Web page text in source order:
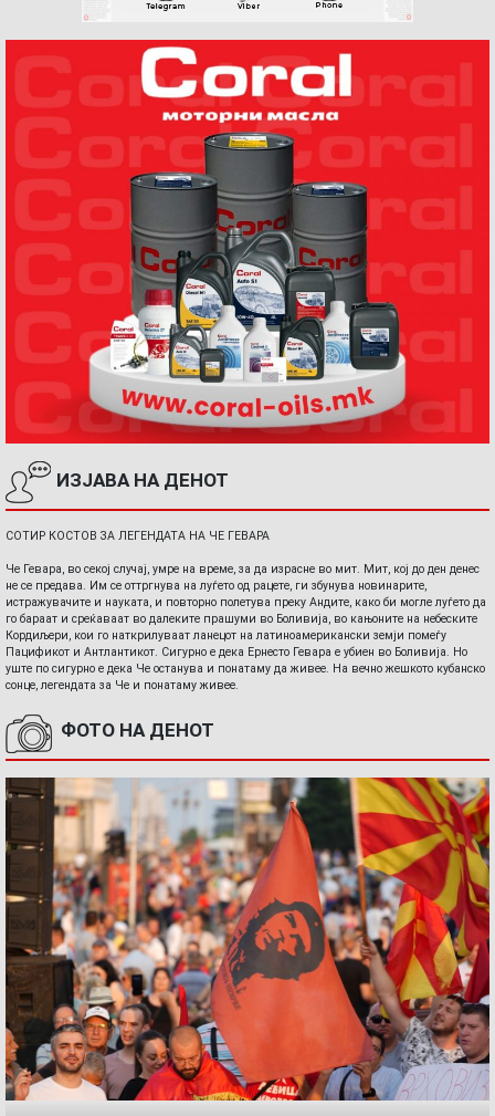
ИЗЈАВА НА ДЕНОТ
СОТИР КОСТОВ ЗА ЛЕГЕНДАТА НА ЧЕ ГЕВАРА
Че Гевара, во секој случај, умре на време, за да израсне во мит. Мит, кој до ден денес
не се предава. Им се оттргнува на луѓето од рацете, ги збунува новинарите,
истражувачите и науката, и повторно полетува преку Андите, како би могле луѓето да
го бараат и среќаваат во далеките прашуми во Боливија, во кањоните на небеските
Кордиљери, кои го наткрилуваат ланецот на латиноамерикански земји помеѓу
Пацификот и Антлантикот. Сигурно е дека Ернесто Гевара е убиен во Боливија. Но
уште по сигурно е дека Че останува и понатаму да живее. На вечно жешкото кубанско
сонце, легендата за Че и понатаму живее.
ФОТО НА ДЕНОТ